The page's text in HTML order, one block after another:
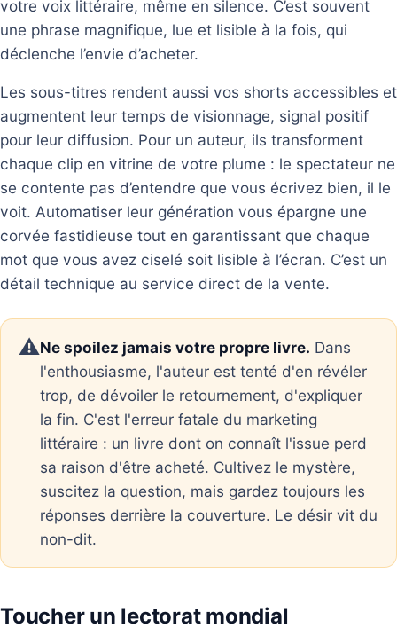
votre voix littéraire, même en silence. C’est souvent
une phrase magnifique, lue et lisible à la fois, qui
déclenche l’envie d’acheter.
Les sous-titres rendent aussi vos shorts accessibles et
augmentent leur temps de visionnage, signal positif
pour leur diffusion. Pour un auteur, ils transforment
chaque clip en vitrine de votre plume : le spectateur ne
se contente pas d’entendre que vous écrivez bien, il le
voit. Automatiser leur génération vous épargne une
corvée fastidieuse tout en garantissant que chaque
mot que vous avez ciselé soit lisible à l’écran. C’est un
détail technique au service direct de la vente.
⚠️Ne spoilez jamais votre propre livre. Dans
l'enthousiasme, l'auteur est tenté d'en révéler
trop, de dévoiler le retournement, d'expliquer
la fin. C'est l'erreur fatale du marketing
littéraire : un livre dont on connaît l'issue perd
sa raison d'être acheté. Cultivez le mystère,
suscitez la question, mais gardez toujours les
réponses derrière la couverture. Le désir vit du
non-dit.
Toucher un lectorat mondial